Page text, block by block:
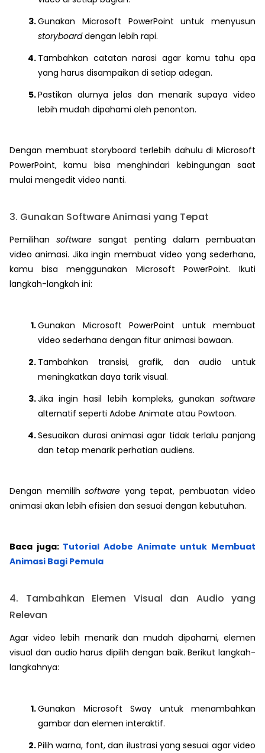
Gunakan Microsoft PowerPoint untuk menyusun
storyboarddengan lebih rapi.
Tambahkan catatan narasi agar kamu tahu apa
yang harus disampaikan di setiap adegan.
Pastikan alurnya jelas dan menarik supaya video
lebih mudah dipahami oleh penonton.
Dengan membuat storyboard terlebih dahulu di Microsoft
PowerPoint, kamu bisa menghindari kebingungan saat
mulai mengedit video nanti.
3. Gunakan Software Animasi yang Tepat
Pemilihansoftwaresangat penting dalam pembuatan
video animasi. Jika ingin membuat video yang sederhana,
kamu bisa menggunakan Microsoft PowerPoint. Ikuti
langkah-langkah ini:
Gunakan Microsoft PowerPoint untuk membuat
video sederhana dengan fitur animasi bawaan.
Tambahkan transisi, grafik, dan audio untuk
meningkatkan daya tarik visual.
Jika ingin hasil lebih kompleks, gunakan software
alternatif seperti Adobe Animate atau Powtoon.
Sesuaikan durasi animasi agar tidak terlalu panjang
dan tetap menarik perhatian audiens.
Dengan memilih software yang tepat, pembuatan video
animasi akan lebih efisien dan sesuai dengan kebutuhan.
Baca juga: Tutorial Adobe Animate untuk Membuat
Animasi Bagi Pemula
4. Tambahkan Elemen Visual dan Audio yang
Relevan
Agar video lebih menarik dan mudah dipahami, elemen
visual dan audio harus dipilih dengan baik. Berikut langkah-
langkahnya:
Gunakan Microsoft Sway untuk menambahkan
gambar dan elemen interaktif.
Pilih warna, font, dan ilustrasi yang sesuai agar video